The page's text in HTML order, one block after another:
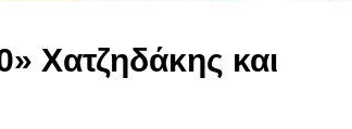
Χατζηδάκης και